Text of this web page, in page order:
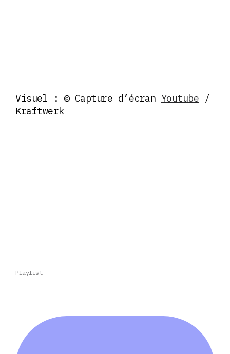
Visuel : © Capture d’écran Youtube /
Kraftwerk
Playlist